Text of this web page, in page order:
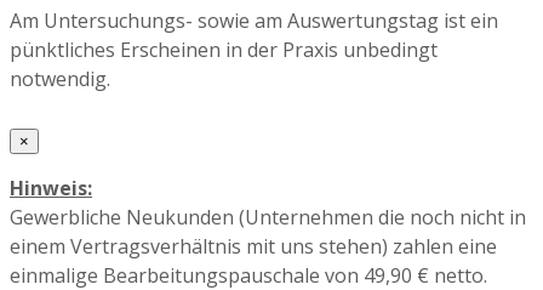
Am Untersuchungs- sowie am Auswertungstag ist ein
pünktliches Erscheinen in der Praxis unbedingt
notwendig.
×
Hinweis:
Gewerbliche Neukunden (Unternehmen die noch nicht in
einem Vertragsverhältnis mit uns stehen) zahlen eine
einmalige Bearbeitungspauschale von 49,90 € netto.